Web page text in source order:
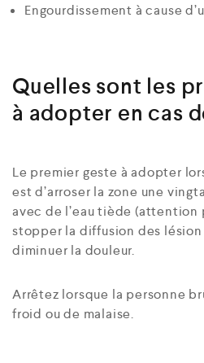
Engourdissement à cause
Quelles sont les
à adopter en cas
Le premier geste à adopter
est d’arroser la zone une
avec de l’eau tiède (attention
stopper la diffusion des
diminuer la douleur.
Arrêtez lorsque la personne
froid ou de malaise.